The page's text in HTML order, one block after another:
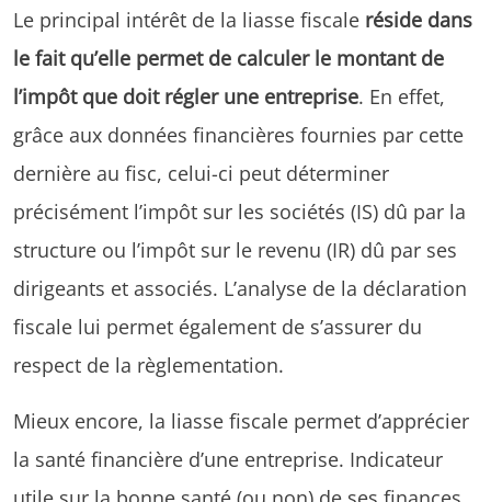
Le principal intérêt de la liasse fiscale réside dans
le fait qu’elle permet de calculer le montant de
l’impôt que doit régler une entreprise. En effet,
grâce aux données financières fournies par cette
dernière au fisc, celui-ci peut déterminer
précisément l’impôt sur les sociétés (IS) dû par la
structure ou l’impôt sur le revenu (IR) dû par ses
dirigeants et associés. L’analyse de la déclaration
fiscale lui permet également de s’assurer du
respect de la règlementation.
Mieux encore, la liasse fiscale permet d’apprécier
la santé financière d’une entreprise. Indicateur